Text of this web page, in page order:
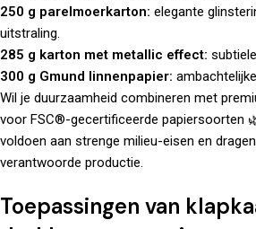
250 g parelmoerkarton: elegante
uitstraling.
285 g karton met metallic effect:
300 g Gmund linnenpapier:
Wil je duurzaamheid combineren met
voor FSC®-gecertificeerde papiersoorten
voldoen aan strenge milieu-eisen en
verantwoorde productie.
Toepassingen van